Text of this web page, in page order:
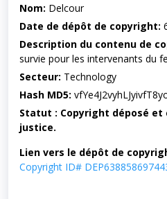
Nom: Delcour
Date de dépôt de copyright:
Description du contenu de
survie pour les intervenants du
Secteur: Technology
Hash MD5:
Statut : Copyright déposé
justice.
Lien vers le dépôt de
Copyright ID#